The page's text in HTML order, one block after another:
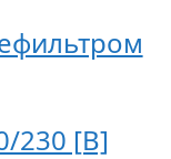
230 [В]